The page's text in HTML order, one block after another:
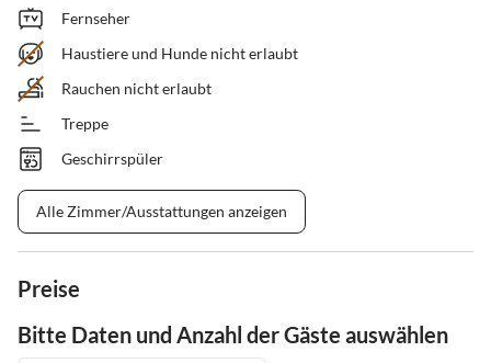
Fernseher
Haustiere und Hunde nicht erlaubt
Rauchen nicht erlaubt
Treppe
Geschirrspüler
Alle Zimmer/Ausstattungen anzeigen
Preise
Bitte Daten und Anzahl der Gäste auswählen